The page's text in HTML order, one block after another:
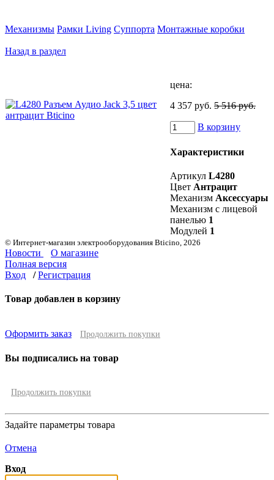
Механизмы Рамки Living Суппорта Монтажные коробки
Назад в раздел
цена:
4 357 руб. 5 516 руб.
В корзину
Характеристики
Артикул L4280
Цвет Антрацит
Механизм Аксессуары
Механизм с лицевой
панелью 1
Модулей 1
© Интернет-магазин электрооборудования Bticino, 2026
Новости
О магазине
Полная версия
Вход
/ Регистрация
Товар добавлен в корзину
Оформить заказ Продолжить покупки
Вы подписались на товар
Продолжить покупки
Задайте параметры товара
Отмена
Вход